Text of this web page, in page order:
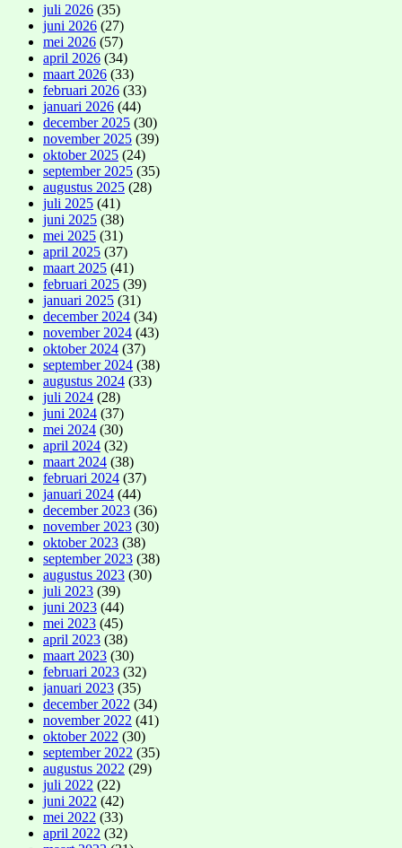
juli 2026 (35)
juni 2026 (27)
mei 2026 (57)
april 2026 (34)
maart 2026 (33)
februari 2026 (33)
januari 2026 (44)
december 2025 (30)
november 2025 (39)
oktober 2025 (24)
september 2025 (35)
augustus 2025 (28)
juli 2025 (41)
juni 2025 (38)
mei 2025 (31)
april 2025 (37)
maart 2025 (41)
februari 2025 (39)
januari 2025 (31)
december 2024 (34)
november 2024 (43)
oktober 2024 (37)
september 2024 (38)
augustus 2024 (33)
juli 2024 (28)
juni 2024 (37)
mei 2024 (30)
april 2024 (32)
maart 2024 (38)
februari 2024 (37)
januari 2024 (44)
december 2023 (36)
november 2023 (30)
oktober 2023 (38)
september 2023 (38)
augustus 2023 (30)
juli 2023 (39)
juni 2023 (44)
mei 2023 (45)
april 2023 (38)
maart 2023 (30)
februari 2023 (32)
januari 2023 (35)
december 2022 (34)
november 2022 (41)
oktober 2022 (30)
september 2022 (35)
augustus 2022 (29)
juli 2022 (22)
juni 2022 (42)
mei 2022 (33)
april 2022 (32)